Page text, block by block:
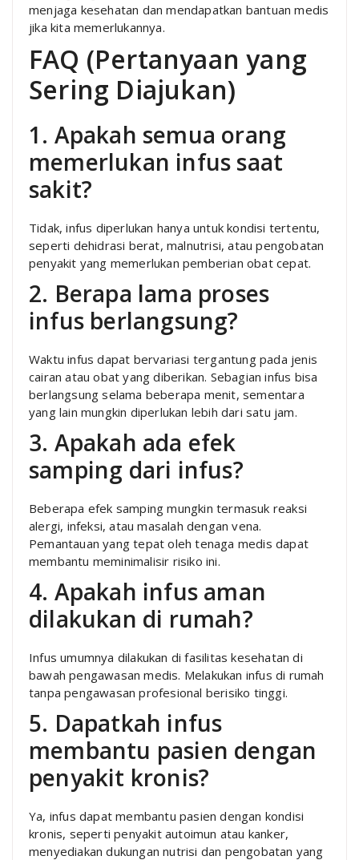
menjaga kesehatan dan mendapatkan bantuan medis
jika kita memerlukannya.
FAQ (Pertanyaan yang
Sering Diajukan)
1. Apakah semua orang
memerlukan infus saat
sakit?
Tidak, infus diperlukan hanya untuk kondisi tertentu,
seperti dehidrasi berat, malnutrisi, atau pengobatan
penyakit yang memerlukan pemberian obat cepat.
2. Berapa lama proses
infus berlangsung?
Waktu infus dapat bervariasi tergantung pada jenis
cairan atau obat yang diberikan. Sebagian infus bisa
berlangsung selama beberapa menit, sementara
yang lain mungkin diperlukan lebih dari satu jam.
3. Apakah ada efek
samping dari infus?
Beberapa efek samping mungkin termasuk reaksi
alergi, infeksi, atau masalah dengan vena.
Pemantauan yang tepat oleh tenaga medis dapat
membantu meminimalisir risiko ini.
4. Apakah infus aman
dilakukan di rumah?
Infus umumnya dilakukan di fasilitas kesehatan di
bawah pengawasan medis. Melakukan infus di rumah
tanpa pengawasan profesional berisiko tinggi.
5. Dapatkah infus
membantu pasien dengan
penyakit kronis?
Ya, infus dapat membantu pasien dengan kondisi
kronis, seperti penyakit autoimun atau kanker,
menyediakan dukungan nutrisi dan pengobatan yang